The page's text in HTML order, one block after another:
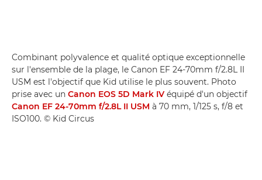
Combinant polyvalence et qualité optique exceptionnelle
sur l'ensemble de la plage, le Canon EF 24-70mm f/2.8L II
USM est l'objectif que Kid utilise le plus souvent. Photo
prise avec un Canon EOS 5D Mark IV équipé d'un objectif
Canon EF 24-70mm f/2.8L II USM à 70 mm, 1/125 s, f/8 et
ISO100. © Kid Circus